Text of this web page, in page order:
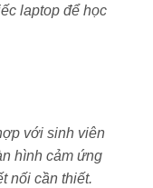
i7 thế hệ 13. Các
tốt các ứng dụng
laptop để học
với sinh viên
hình cảm ứng
nối cần thiết.